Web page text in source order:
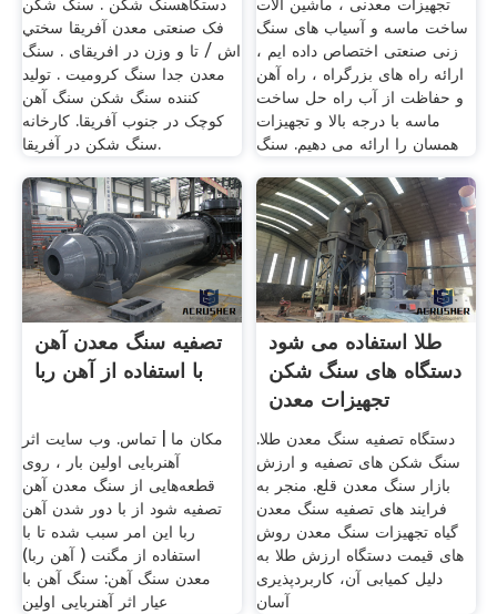
فک صنعتی معدن آفریقا سختي
اش / تا و وزن در افریقای . سنگ
معدن جدا سنگ کرومیت . تولید
کننده سنگ شکن سنگ آهن
کوچک در جنوب آفریقا. کارخانه
سنگ شکن در آفریقا.
ساخت ماسه و آسیاب های سنگ
زنی صنعتی اختصاص داده ایم ،
ارائه راه های بزرگراه ، راه آهن
و حفاظت از آب راه حل ساخت
ماسه با درجه بالا و تجهیزات
همسان را ارائه می دهیم. سنگ
تصفیه سنگ معدن آهن
با استفاده از آهن ربا
مکان ما | تماس. وب سایت اثر
آهنربایی اولین بار ، روی
قطعه‌هایی از سنگ معدن آهن
تصفیه شود از با دور شدن آهن
ربا این امر سبب شده تا با
استفاده از مگنت ( آهن ربا)
معدن سنگ آهن: سنگ آهن با
عیار اثر آهنربایی اولین
طلا استفاده می شود
دستگاه های سنگ شکن
تجهیزات معدن
دستگاه تصفیه سنگ معدن طلا.
سنگ شکن های تصفیه و ارزش
بازار سنگ معدن قلع. منجر به
فرایند های تصفیه سنگ معدن
گیاه تجهیزات سنگ معدن روش
های قیمت دستگاه ارزش طلا به
دلیل کمیابی آن، کاربردپذیری
آسان